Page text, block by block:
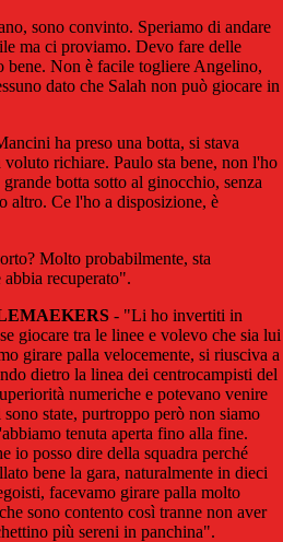
sono convinto. Speriamo di andare
ma ci proviamo. Devo fare delle
bene. Non è facile togliere Angelino,
dato che Salah non può giocare in
ha preso una botta, si stava
richiare. Paulo sta bene, non l'ho
botta sotto al ginocchio, senza
altro. Ce l'ho a disposizione, è
Molto probabilmente, sta
recuperato".
- "Li ho invertiti in
giocare tra le linee e volevo che sia lui
girare palla velocemente, si riusciva a
dietro la linea dei centrocampisti del
numeriche e potevano venire
state, purtroppo però non siamo
tenuta aperta fino alla fine.
io posso dire della squadra perché
bene la gara, naturalmente in dieci
facevamo girare palla molto
sono contento così tranne non aver
più sereni in panchina".